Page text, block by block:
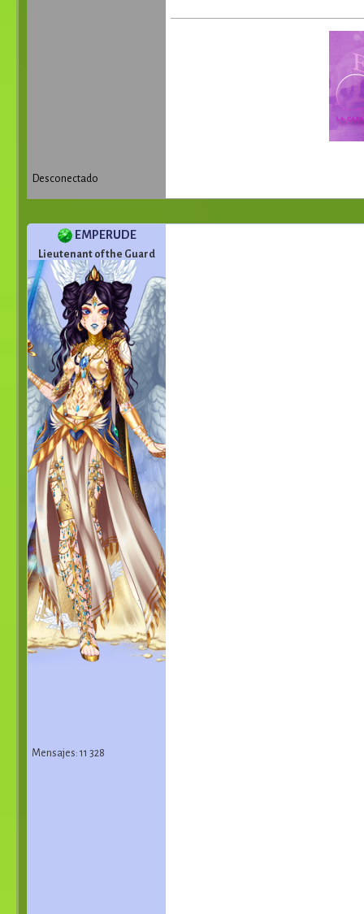
Desconectado
EMPERUDE
Lieutenant of the Guard
Mensajes: 11 328